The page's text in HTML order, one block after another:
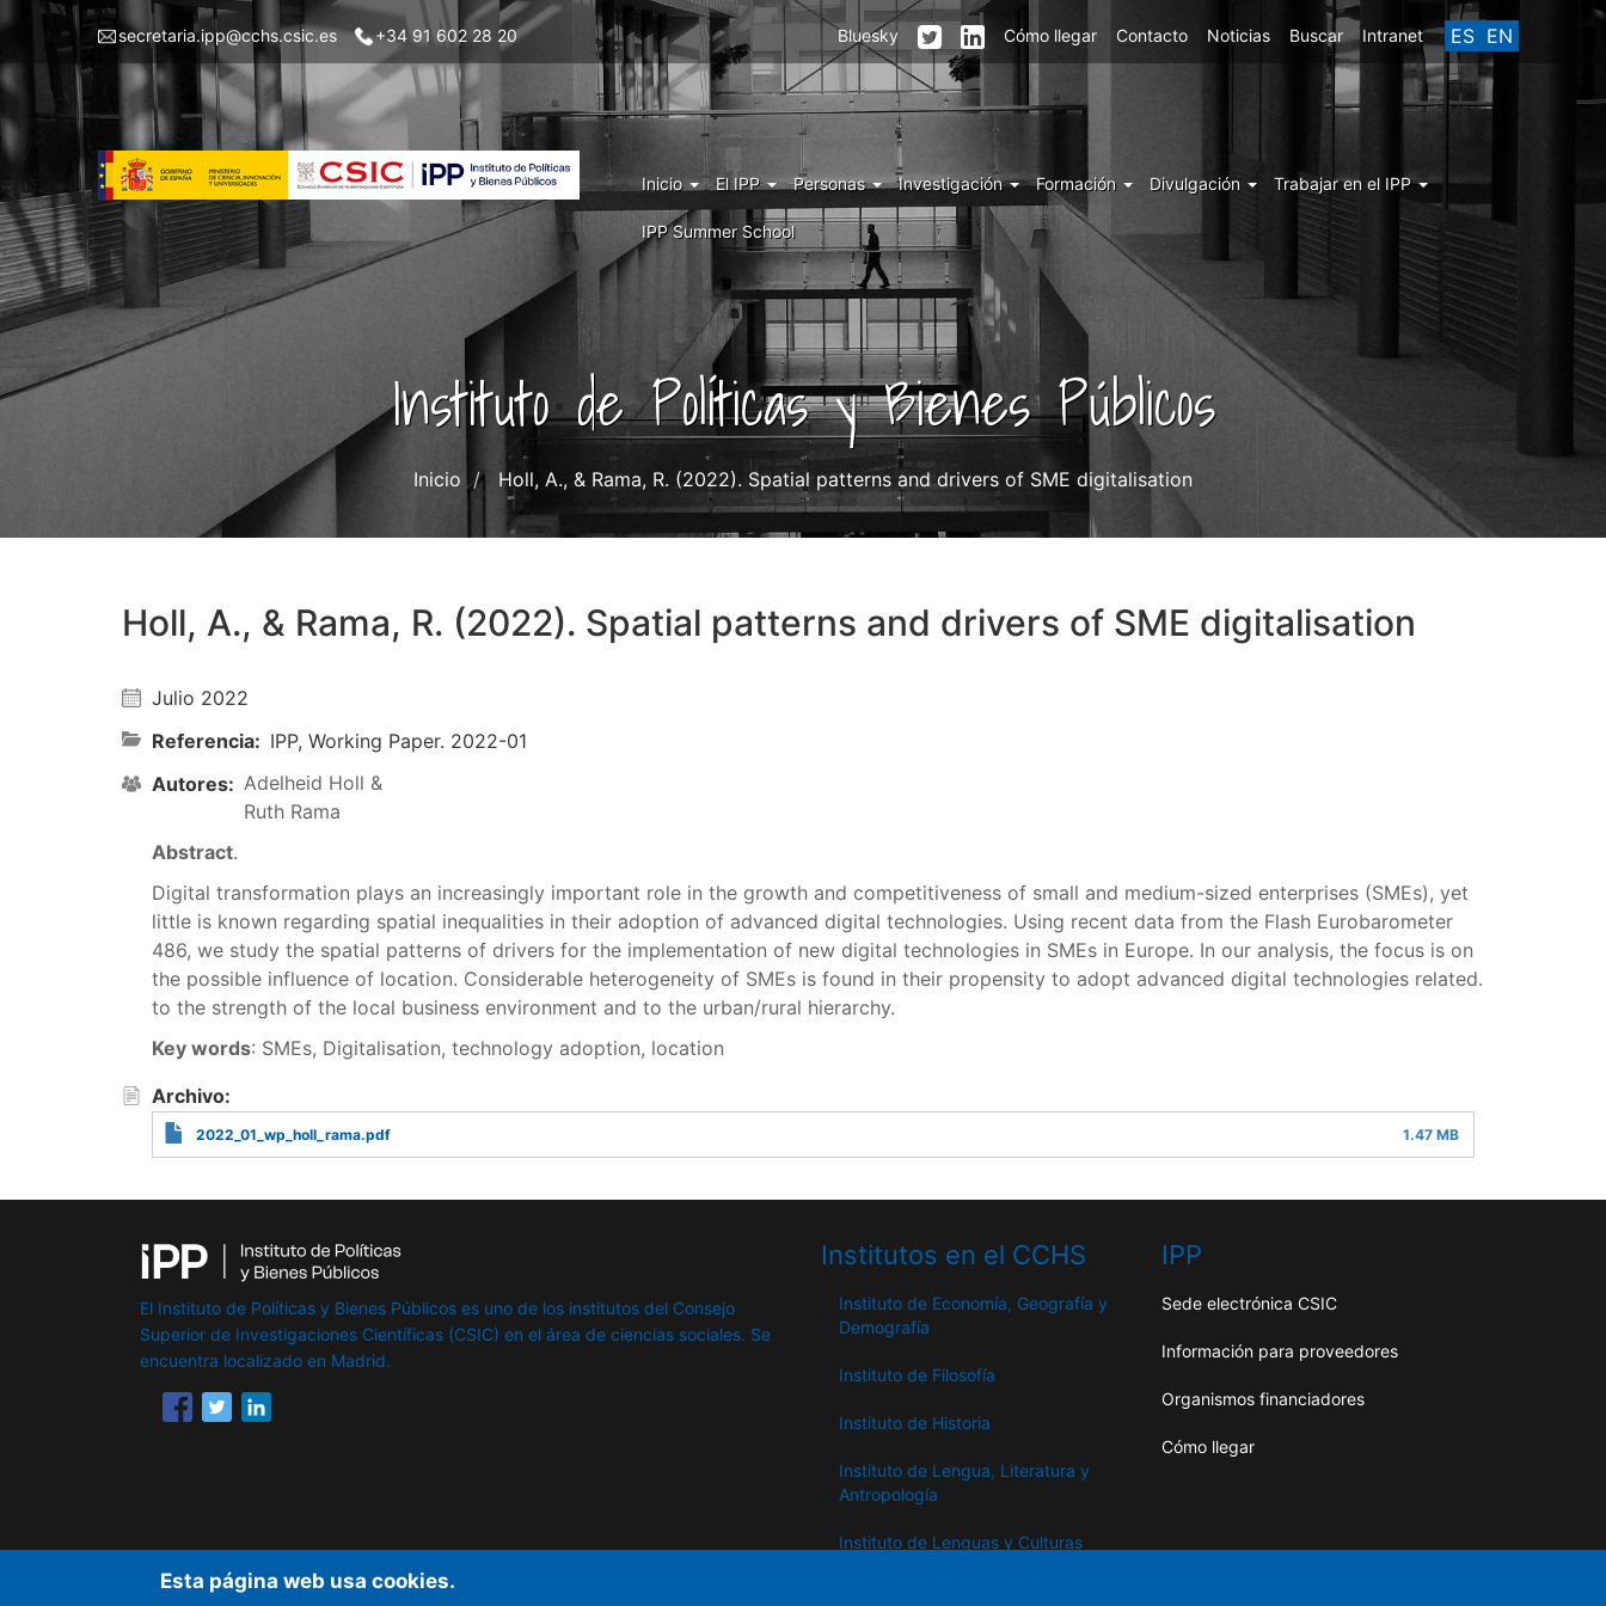
Pasar
contenido
principal
Menu
IPP
secretaria.ipp@cchs.csic.es +34 91 602 28 20 ES EN
Menu
top
right
IPP
Bluesky Cómo llegar Contacto Noticias Buscar Intranet
Menu
Inicio El IPP Personas Investigación Formación Divulgación Trabajar en el IPP
IPP Summer School
Instituto de Políticas y Bienes Públicos
Inicio Holl, A., & Rama, R. (2022). Spatial patterns and drivers of SME digitalisation
Holl, A., & Rama, R. (2022). Spatial patterns and drivers of SME digitalisation
Julio 2022
Referencia
IPP, Working Paper. 2022-01
Autores
Adelheid Holl &
Ruth Rama
Abstract.
Digital transformation plays an increasingly important role in the growth and competitiveness of small and medium-sized enterprises (SMEs), yet
little is known regarding spatial inequalities in their adoption of advanced digital technologies. Using recent data from the Flash Eurobarometer
486, we study the spatial patterns of drivers for the implementation of new digital technologies in SMEs in Europe. In our analysis, the focus is on
the possible influence of location. Considerable heterogeneity of SMEs is found in their propensity to adopt advanced digital technologies related.
to the strength of the local business environment and to the urban/rural hierarchy.
Key words: SMEs, Digitalisation, technology adoption, location
Archivo
2022_01_wp_holl_rama.pdf 1.47 MB
El Instituto de Políticas y Bienes Públicos es uno de los institutos del Consejo
Superior de Investigaciones Científicas (CSIC) en el área de ciencias sociales. Se
encuentra localizado en Madrid.
Institutos en el CCHS
Instituto de Economía, Geografía y
Demografía
Instituto de Filosofía
Instituto de Historia
Instituto de Lengua, Literatura y
Antropología
Instituto de Lenguas y Culturas
IPP
Sede electrónica CSIC
Información para proveedores
Organismos financiadores
Cómo llegar
Esta página web usa cookies.